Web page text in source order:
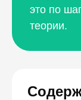
это по
теории.